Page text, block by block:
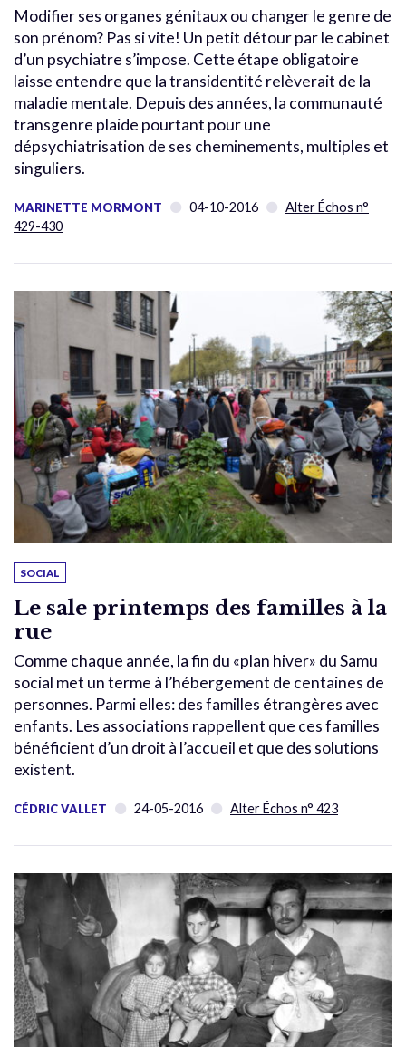
Modifier ses organes génitaux ou changer le genre de
son prénom? Pas si vite! Un petit détour par le cabinet
d’un psychiatre s’impose. Cette étape obligatoire
laisse entendre que la transidentité relèverait de la
maladie mentale. Depuis des années, la communauté
transgenre plaide pourtant pour une
dépsychiatrisation de ses cheminements, multiples et
singuliers.
MARINETTE MORMONT 04-10-2016
Alter Échos n°
429-430
SOCIAL
Le sale printemps des familles à la
rue
Comme chaque année, la fin du «plan hiver» du Samu
social met un terme à l’hébergement de centaines de
personnes. Parmi elles: des familles étrangères avec
enfants. Les associations rappellent que ces familles
bénéficient d’un droit à l’accueil et que des solutions
existent.
CÉDRIC VALLET 24-05-2016 Alter Échos n° 423